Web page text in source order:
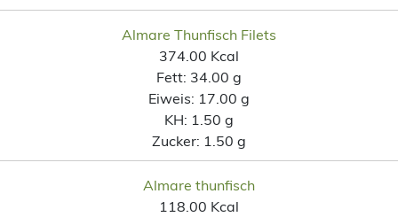
Almare Thunfisch Filets
374.00 Kcal
Fett: 34.00 g
Eiweis: 17.00 g
KH: 1.50 g
Zucker: 1.50 g
Almare thunfisch
118.00 Kcal